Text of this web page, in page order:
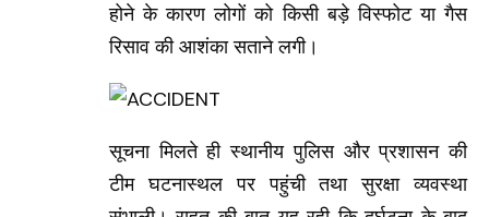
होने के कारण लोगों को किसी बड़े विस्फोट या गैस
रिसाव की आशंका सताने लगी।
सूचना मिलते ही स्थानीय पुलिस और प्रशासन की
टीम घटनास्थल पर पहुंची तथा सुरक्षा व्यवस्था